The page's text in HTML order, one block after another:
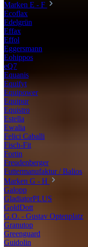
Marken E - F
Ecoflax
Edelgrün
Effax
Effol
Eggersmann
Eohippos
eQ7
Equanis
Equifyt
Equipower
Equipur
Equistro
Estella
Ewalia
Felici Caballi
Fisch-Fit
Fortin
Freudenberger
Futtermanufaktur / Balios
Marken G - H
Galopp
GladiatorPLUS
GoldDott
G.O. - Gustav Optenplatz
Granutop
Greenguard
Guidolin